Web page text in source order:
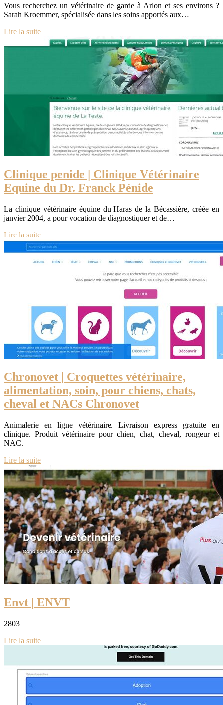
Vous recherchez un vétérinaire de garde à Arlon et ses environs ?
Sarah Kroemmer, spécialisée dans les soins apportés aux…
Lire la suite
Clinique penide | Clinique Vétérinaire
Equine du Dr. Franck Pénide
La clinique vétérinaire équine du Haras de la Bécassière, créée en
janvier 2004, a pour vocation de diagnostiquer et de…
Lire la suite
Chronovet | Croquettes vétérinaire,
alimen­ta­tion, soin, pour chiens, chats,
cheval et NACs Chronovet
Animalerie en ligne vétérinaire. Livraison express gratuite en
clinique. Produit vétérinaire pour chien, chat, cheval, rongeur et
NAC.
Lire la suite
Envt | ENVT
2803
Lire la suite